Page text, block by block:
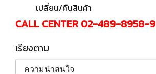
เปลี่ยน/คืนสินค้า
CALL CENTER 02-489-8958-9
เรียงตาม